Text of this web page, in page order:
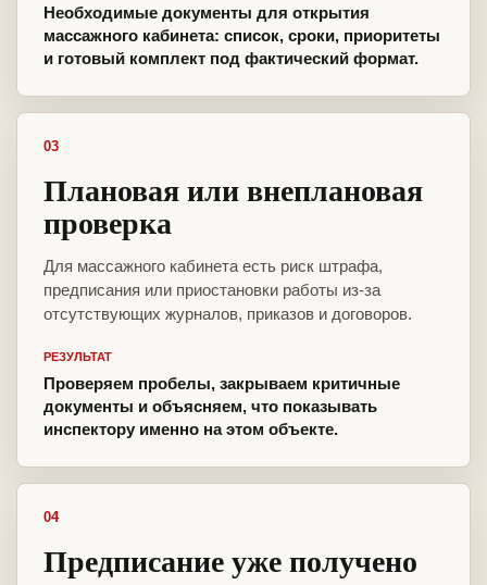
Необходимые документы для открытия
массажного кабинета: список, сроки, приоритеты
и готовый комплект под фактический формат.
03
Плановая или внеплановая
проверка
Для массажного кабинета есть риск штрафа,
предписания или приостановки работы из-за
отсутствующих журналов, приказов и договоров.
РЕЗУЛЬТАТ
Проверяем пробелы, закрываем критичные
документы и объясняем, что показывать
инспектору именно на этом объекте.
04
Предписание уже получено